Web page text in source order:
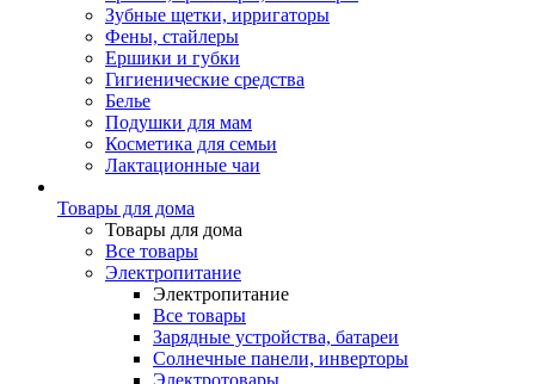
Зубные щетки, ирригаторы
Фены, стайлеры
Ершики и губки
Гигиенические средства
Белье
Подушки для мам
Косметика для семьи
Лактационные чаи
Товары для дома
Товары для дома
Все товары
Электропитание
Электропитание
Все товары
Зарядные устройства, батареи
Солнечные панели, инверторы
Электротовары